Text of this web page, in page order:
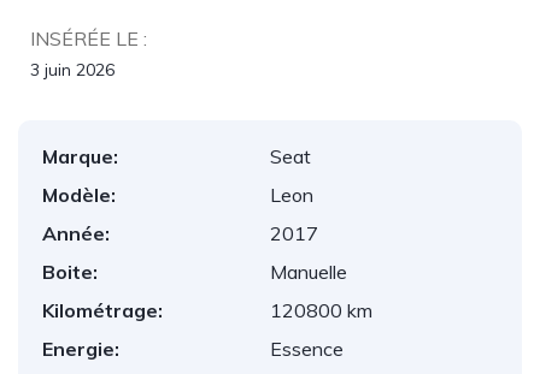
INSÉRÉE LE :
3 juin 2026
Marque:
Seat
Modèle:
Leon
Année:
2017
Boite:
Manuelle
Kilométrage:
120800 km
Energie:
Essence